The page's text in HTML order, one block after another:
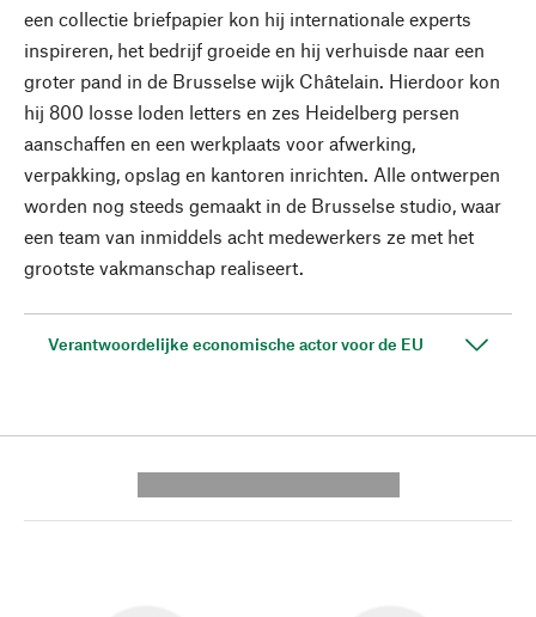
een collectie briefpapier kon hij internationale experts
inspireren, het bedrijf groeide en hij verhuisde naar een
groter pand in de Brusselse wijk Châtelain. Hierdoor kon
hij 800 losse loden letters en zes Heidelberg persen
aanschaffen en een werkplaats voor afwerking,
verpakking, opslag en kantoren inrichten. Alle ontwerpen
worden nog steeds gemaakt in de Brusselse studio, waar
een team van inmiddels acht medewerkers ze met het
grootste vakmanschap realiseert.
Verantwoordelijke economische actor voor de EU